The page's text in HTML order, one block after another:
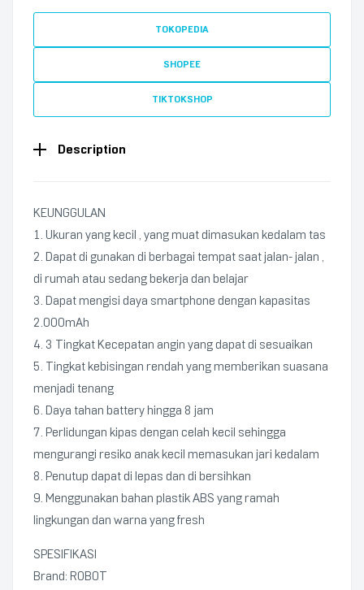
TOKOPEDIA
SHOPEE
TIKTOKSHOP
Description
KEUNGGULAN
1. Ukuran yang kecil , yang muat dimasukan kedalam tas
2. Dapat di gunakan di berbagai tempat saat jalan- jalan ,
di rumah atau sedang bekerja dan belajar
3. Dapat mengisi daya smartphone dengan kapasitas
2.000mAh
4. 3 Tingkat Kecepatan angin yang dapat di sesuaikan
5. Tingkat kebisingan rendah yang memberikan suasana
menjadi tenang
6. Daya tahan battery hingga 8 jam
7. Perlidungan kipas dengan celah kecil sehingga
mengurangi resiko anak kecil memasukan jari kedalam
8. Penutup dapat di lepas dan di bersihkan
9. Menggunakan bahan plastik ABS yang ramah
lingkungan dan warna yang fresh
SPESIFIKASI
Brand: ROBOT